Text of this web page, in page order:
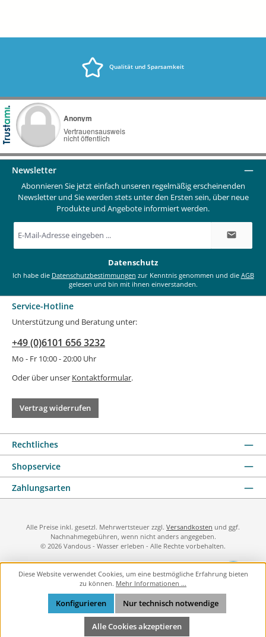
Qualität und Sparsamkeit
Newsletter
Abonnieren Sie jetzt einfach unseren regelmäßig erscheinenden
Newsletter und Sie werden stets unter den Ersten sein, über neue
Produkte und Angebote informiert werden.
Mail-
Datenschutz
Ich habe die Datenschutzbestimmungen zur Kenntnis genommen und die AGB
gelesen und bin mit ihnen einverstanden.
Service-Hotline
Unterstützung und Beratung unter:
+49 (0)6101 656 3232
Mo - Fr 10:00 - 20:00 Uhr
Oder über unser Kontaktformular.
Vertrag widerrufen
Rechtliches
Shopservice
Zahlungsarten
Alle Preise inkl. gesetzl. Mehrwertsteuer zzgl. Versandkosten und ggf.
Nachnahmegebühren, wenn nicht anders angegeben.
© 2026 Vandous - Wasser erleben - Alle Rechte vorbehalten.
Diese Website verwendet Cookies, um eine bestmögliche Erfahrung bieten
zu können. Mehr Informationen ...
Nur technisch notwendige
Konfigurieren
Alle Cookies akzeptieren